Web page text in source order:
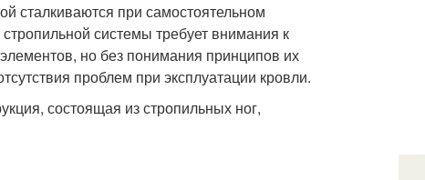
сталкиваются при самостоятельном
системы требует внимания к
но без понимания принципов их
проблем при эксплуатации кровли.
состоящая из стропильных ног,